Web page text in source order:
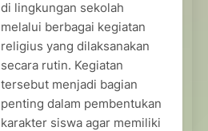
di lingkungan sekolah
melalui berbagai kegiatan
religius yang dilaksanakan
secara rutin. Kegiatan
tersebut menjadi bagian
penting dalam pembentukan
karakter siswa agar memiliki